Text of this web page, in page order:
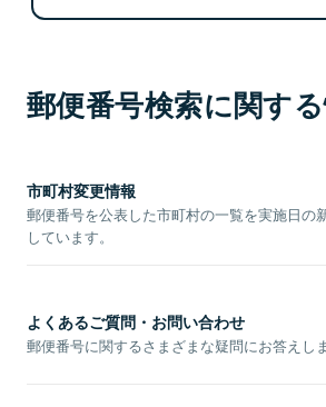
郵便番号検索に関す
市町村変更情報
郵便番号を公表した市町村の一覧を実施日の
しています。
よくあるご質問・お問い合わせ
郵便番号に関するさまざまな疑問にお答えしま